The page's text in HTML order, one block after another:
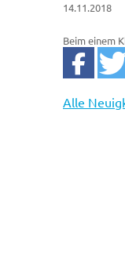
14.11.2018
Beim einem
Alle